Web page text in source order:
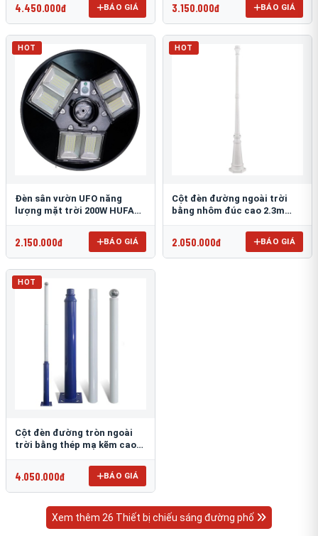
4.450.000đ BÁO GIÁ 3.150.000đ BÁO GIÁ
HOT
Đèn sân vườn UFO năng
lượng mặt trời 200W HUFA
2.150.000đ BÁO GIÁ
HOT
Cột đèn đường ngoài trời
bằng nhôm đúc cao 2.3m
2.050.000đ BÁO GIÁ
HOT
Cột đèn đường tròn ngoài
trời bằng thép mạ kẽm cao
4.050.000đ BÁO GIÁ
Xem thêm 26 Thiết bị chiếu sáng đường phố